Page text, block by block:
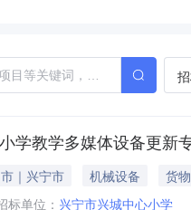
学教学多媒体设备更新
｜兴宁市 机械设备
货物
标单位： 兴宁市兴城中心小学